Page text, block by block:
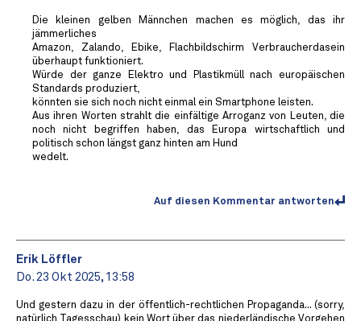
Die kleinen gelben Männchen machen es möglich, das ihr
jämmerliches
Amazon, Zalando, Ebike, Flachbildschirm Verbraucherdasein
überhaupt funktioniert.
Würde der ganze Elektro und Plastikmüll nach europäischen
Standards produziert,
könnten sie sich noch nicht einmal ein Smartphone leisten.
Aus ihren Worten strahlt die einfältige Arroganz von Leuten, die
noch nicht begriffen haben, das Europa wirtschaftlich und
politisch schon längst ganz hinten am Hund
wedelt.
Auf diesen Kommentar antworten
Erik Löffler
Do. 23 Okt 2025, 13:58
Und gestern dazu in der öffentlich-rechtlichen Propaganda... (sorry,
natürlich Tagesschau) kein Wort über das niederländische Vorgehen